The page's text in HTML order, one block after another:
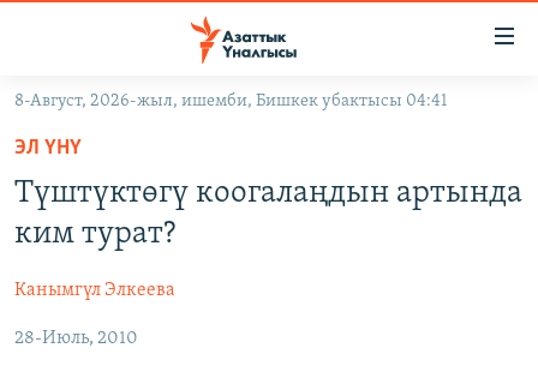
Навигацияга
өтүңүз
Издөөгө
салыңызКЫРГЫЗСТАН
ЭКОНОМИКА
МАДАНИЯТ
ДҮЙНӨ
БОРБОР АЗИЯ
УКРАИНА
АТАЙЫН ИЛИКТӨӨ
ТВ ПРОГРАММАЛАР
8-Август, 2026-жыл, ишемби, Бишкек убактысы 04:41
ЭЛ ҮНҮ
Түштүктөгү коогалаңдын артында
ким турат?
Канымгүл Элкеева
28-Июль, 2010